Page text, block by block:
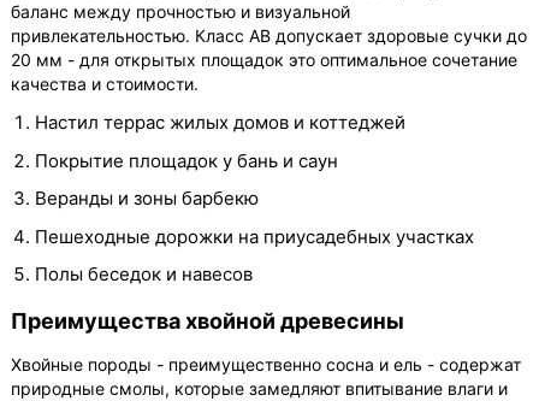
баланс между прочностью и визуальной
привлекательностью. Класс АВ допускает здоровые сучки до
20 мм - для открытых площадок это оптимальное сочетание
качества и стоимости.
Настил террас жилых домов и коттеджей
Покрытие площадок у бань и саун
Веранды и зоны барбекю
Пешеходные дорожки на приусадебных участках
Полы беседок и навесов
Преимущества хвойной древесины
Хвойные породы - преимущественно сосна и ель - содержат
природные смолы, которые замедляют впитывание влаги и